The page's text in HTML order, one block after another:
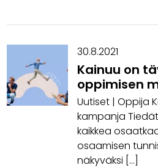
30.8.2021
Kainuu on
oppimisen
Uutiset | Oppija
kampanja
kaikkea
osaamisen
näkyväksi […]